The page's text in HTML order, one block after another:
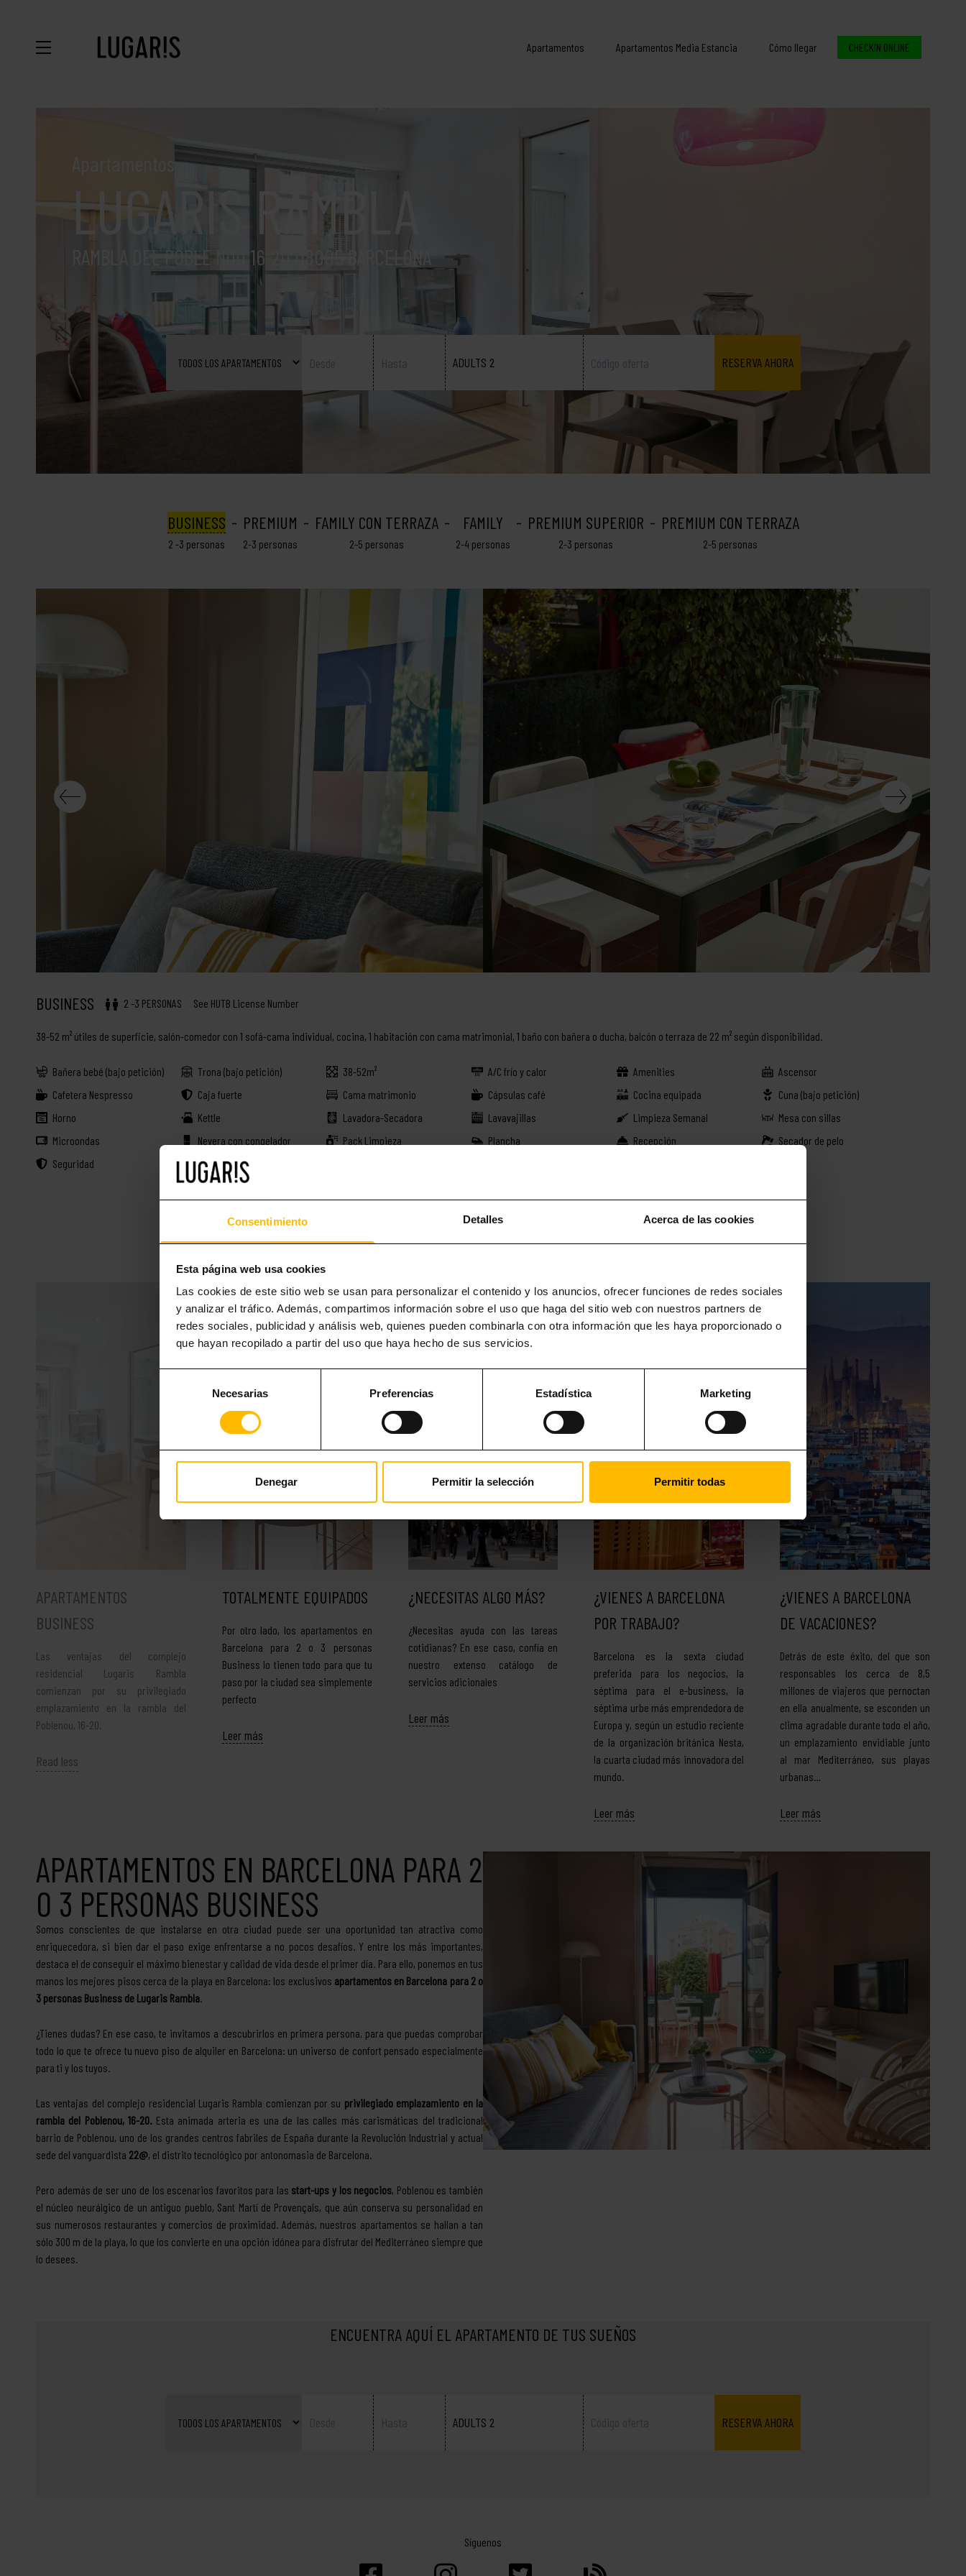
Consentimiento Detalles Acerca de las cookies
Esta página web usa cookies
Las cookies de este sitio web se usan para personalizar el contenido y los anuncios, ofrecer funciones de redes sociales
y analizar el tráfico. Además, compartimos información sobre el uso que haga del sitio web con nuestros partners de
redes sociales, publicidad y análisis web, quienes pueden combinarla con otra información que les haya proporcionado o
que hayan recopilado a partir del uso que haya hecho de sus servicios.
consentimiento
Necesarias Preferencias Estadística Marketing
Denegar Permitir la selección Permitir todas
Apartamentos Apartamentos Media Estancia Cómo llegar CHECKIN ONLINE
LUGARIS RAMBLA
RAMBLA DEL POBLE NOU 16-20 08005 BARCELONA
ADULTS 2
BUSINESS
2 -3 personas
PREMIUM
2-3 personas
FAMILY CON TERRAZA
2-5 personas
FAMILY
2-4 personas
PREMIUM SUPERIOR
2-3 personas
PREMIUM CON TERRAZA
2-5 personas
BUSINESS 2 -3 PERSONAS See HUTB License Number
38-52 m² útiles de superficie, salón-comedor con 1 sofá-cama individual, cocina, 1 habitación con cama matrimonial, 1 baño con bañera o ducha, balcón o terraza de 22 m² según disponibilidad.
Bañera bebé (bajo petición) Trona (bajo petición) 38-52m² A/C frío y calor Amenities
Ascensor
Cafetera Nespresso
Caja fuerte Cama matrimonio Cápsulas café Cocina equipada
Cuna (bajo petición)
Horno
Kettle Lavadora-Secadora Lavavajillas Limpieza Semanal
Mesa con sillas
Microondas
Nevera con congelador Pack Limpieza Plancha Recepción
Secador de pelo
Seguridad
Sofá
APARTAMENTOS
BUSINESS
Las ventajas del complejo
residencial Lugaris Rambla
comienzan por su privilegiado
emplazamiento en la rambla del
Poblenou, 16-20.
Read less
TOTALMENTE EQUIPADOS
Por otro lado, los apartamentos en
Barcelona para 2 o 3 personas
Business lo tienen todo para que tu
paso por la ciudad sea simplemente
perfecto
Leer más
¿NECESITAS ALGO MÁS?
¿Necesitas ayuda con las tareas
cotidianas? En ese caso, confía en
nuestro extenso catálogo de
servicios adicionales
Leer más
¿VIENES A BARCELONA
POR TRABAJO?
Barcelona es la sexta ciudad
preferida para los negocios, la
séptima para el e-business, la
séptima urbe más emprendedora de
Europa y, según un estudio reciente
de la organización británica Nesta,
la cuarta ciudad más innovadora del
mundo.
Leer más
¿VIENES A BARCELONA
DE VACACIONES?
Detrás de este éxito, del que son
responsables los cerca de 8,5
millones de viajeros que pernoctan
en ella anualmente, se esconden un
clima agradable durante todo el año,
un emplazamiento envidiable junto
al mar Mediterráneo, sus playas
urbanas…
Leer más
APARTAMENTOS EN BARCELONA PARA 2
O 3 PERSONAS BUSINESS
Somos conscientes de que instalarse en otra ciudad puede ser una oportunidad tan atractiva como
enriquecedora, si bien dar el paso exige enfrentarse a no pocos desafíos. Y entre los más importantes,
destaca el de conseguir el máximo bienestar y calidad de vida desde el primer día. Para ello, ponemos en tus
manos los mejores pisos cerca de la playa en Barcelona: los exclusivos apartamentos en Barcelona para 2 o
3 personas Business de Lugaris Rambla
¿Tienes dudas? En ese caso, te invitamos a descubrirlos en primera persona, para que puedas comprobar
todo lo que te ofrece tu nuevo piso de alquiler en Barcelona: un universo de confort pensado especialmente
para ti y los tuyos.
Las ventajas del complejo residencial Lugaris Rambla comienzan por su privilegiado emplazamiento en la
rambla del Poblenou, 16-20. Esta animada arteria es una de las calles más carismáticas del tradicional
barrio de Poblenou, uno de los grandes centros fabriles de España durante la Revolución Industrial y actual
sede del vanguardista 22@, el distrito tecnológico por antonomasia de Barcelona.
Pero además de ser uno de los escenarios favoritos para las start-ups y los negocios, Poblenou es también
el núcleo neurálgico de un antiguo pueblo, Sant Martí de Provençals, que aún conserva su personalidad en
sus numerosos restaurantes y comercios de proximidad. Además, nuestros apartamentos se hallan a tan
sólo 300 m de la playa, lo que los convierte en una opción idónea para disfrutar del Mediterráneo siempre que
lo desees.
ENCUENTRA AQUÍ EL APARTAMENTO DE TUS SUEÑOS
ADULTS 2
Síguenos